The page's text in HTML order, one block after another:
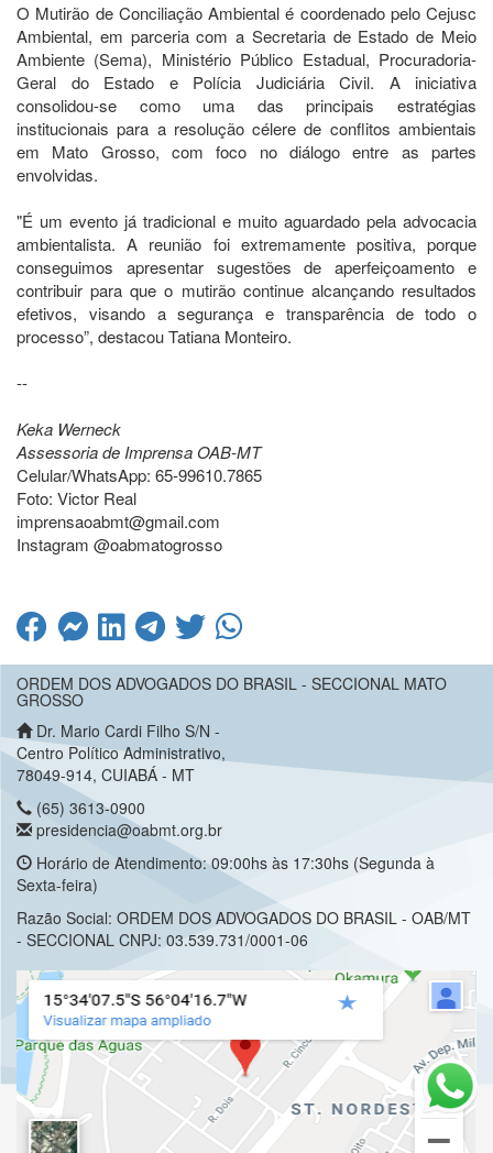
O Mutirão de Conciliação Ambiental é coordenado pelo Cejusc
Ambiental, em parceria com a Secretaria de Estado de Meio
Ambiente (Sema), Ministério Público Estadual, Procuradoria-
Geral do Estado e Polícia Judiciária Civil. A iniciativa
consolidou-se como uma das principais estratégias
institucionais para a resolução célere de conflitos ambientais
em Mato Grosso, com foco no diálogo entre as partes
envolvidas.
"É um evento já tradicional e muito aguardado pela advocacia
ambientalista. A reunião foi extremamente positiva, porque
conseguimos apresentar sugestões de aperfeiçoamento e
contribuir para que o mutirão continue alcançando resultados
efetivos, visando a segurança e transparência de todo o
processo”, destacou Tatiana Monteiro.
--
Keka Werneck
Assessoria de Imprensa OAB-MT
Celular/WhatsApp: 65-99610.7865
Foto: Victor Real
imprensaoabmt@gmail.com
Instagram @oabmatogrosso
ORDEM DOS ADVOGADOS DO BRASIL - SECCIONAL MATO
GROSSO
Dr. Mario Cardi Filho S/N -
Centro Político Administrativo,
78049-914, CUIABÁ - MT
(65) 3613-0900
presidencia@oabmt.org.br
Horário de Atendimento: 09:00hs às 17:30hs (Segunda à
Sexta-feira)
Razão Social: ORDEM DOS ADVOGADOS DO BRASIL - OAB/MT
- SECCIONAL CNPJ: 03.539.731/0001-06